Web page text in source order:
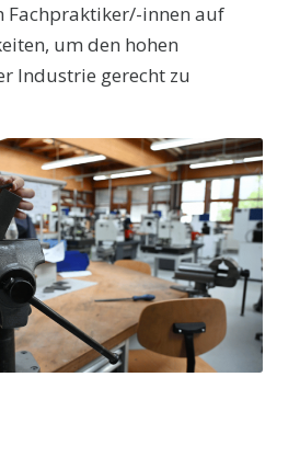
Fachpraktiker/-innen auf
um den hohen
Industrie gerecht zu